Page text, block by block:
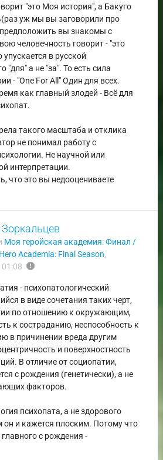
"это Моя история", а Бакуго
уж мы вы заговорили про
вы знакомы с
человечность говорит - "это
в русской
"для" а не "за". То есть сила
- "One For All" Один для всех.
как главный злодей - Всё для
такого масштаба и отклика
не понимал работу с
Не научной или
интерпретации.
что это вы недооцениваете
Моя геройская академия: Финал /
Academia: Final Season,
report
- психопатологический
в виде сочетания таких черт,
по отношению к окружающим,
к состраданию, неспособность к
в причинении вреда другим
и поверхностность
В отличие от социопатии,
с рождения (генетически), а не
факторов.
психопата, а не здорового
он и кажется плоским. Потому что
с рождения -